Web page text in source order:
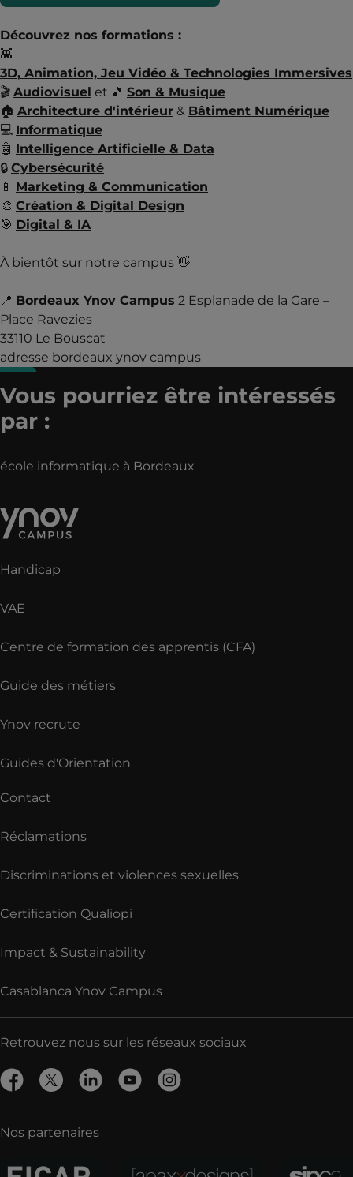
Découvrez nos formations :
👾
3D, Animation, Jeu Vidéo & Technologies Immersives
🎬 Audiovisuel et 🎵 Son & Musique
🏠 Architecture d'intérieur & Bâtiment Numérique
💻 Informatique
🤖 Intelligence Artificielle & Data
🔒 Cybersécurité
📱 Marketing & Communication
🎨 Création & Digital Design
🎯 Digital & IA
À bientôt sur notre campus 👋
📍 Bordeaux Ynov Campus 2 Esplanade de la Gare –
Place Ravezies
33110 Le Bouscat
adresse bordeaux ynov campus
Vous pourriez être intéressés
par :
école informatique à Bordeaux
Handicap
VAE
Centre de formation des apprentis (CFA)
Guide des métiers
Ynov recrute
Guides d'Orientation
Contact
Réclamations
Discriminations et violences sexuelles
Certification Qualiopi
Impact & Sustainability
Casablanca Ynov Campus
Retrouvez nous sur les réseaux sociaux
Nos partenaires